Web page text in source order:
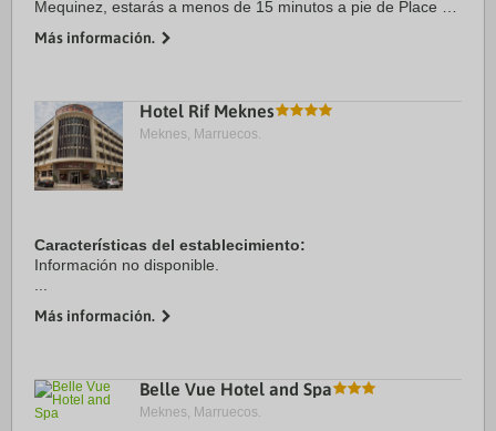
Mequinez, estarás a menos de 15 minutos a pie de Place el
de 4 estrellas se encuentra a 2,2 ...
Más información.
Hotel Rif Meknes
Meknes, Marruecos.
Características del establecimiento:
Información no disponible.
Más información.
Belle Vue Hotel and Spa
Meknes, Marruecos.